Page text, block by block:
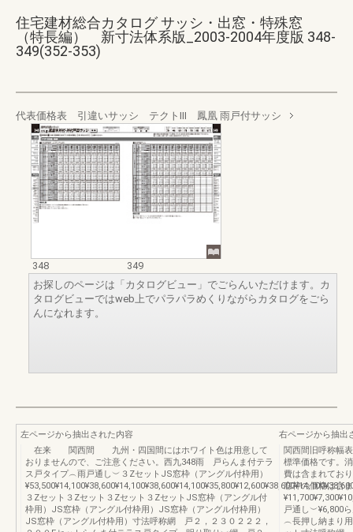
住宅建材総合カタログ サッシ・出窓・特殊窓
（特長編） 新寸法体系版_2003-2004年度版 348-
349(352-353)
代表価格表 引違いサッシ テクトⅢ 鳳凰 雨戸付サッシ
348
349
お探しのページは「カタログビュー」でごらんいただけます。カ
タログビューではweb上でパラパラめくりながらカタログをごら
んになれます。
左ページから抽出された内容
在来 関西間 九州・四国間にはホワイト色は用意して
おりませんので、ご注意ください。西九348雨 戸らんま付テラ
ス戸タイプ︵雨戸通し︶３ZセットJS窓枠（アングル付枠用）
３Zセット３Zセット３Zセット３ZセットJS窓枠（アングル付
枠用）JS窓枠（アングル付枠用）JS窓枠（アングル付枠用）
JS窓枠（アングル付枠用）寸法呼称網 戸２，２３０２２２，
右ページから抽出
関西間旧呼称幅
標準価格です。
費は含まれてお
窓枠の価格は含
戸通し︶¥6,800
︵長押し納まり